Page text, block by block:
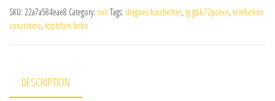
SKU: 22a7a584eae8 Category: null Tags: dragons kuscheltier, lg gbb72pzexn, telefunken
concertino, töpfchen farbe
DESCRIPTION